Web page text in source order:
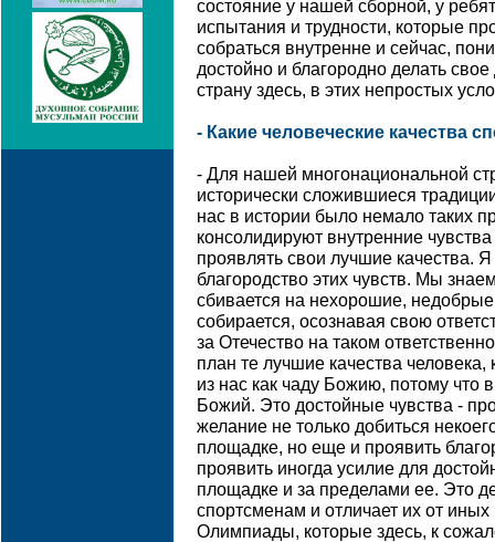
состояние у нашей сборной, у
испытания и трудности, которые
собраться внутренне и сейчас,
достойно и благородно делать
страну здесь, в этих непростых
- Какие человеческие качества
- Для нашей многонациональной
исторически сложившиеся
нас в истории было немало таких
консолидируют внутренние
проявлять свои лучшие качества.
благородство этих чувств. Мы
сбивается на нехорошие,
собирается, осознавая свою
за Отечество на таком
план те лучшие качества
из нас как чаду Божию, потому что
Божий. Это достойные чувства -
желание не только добиться
площадке, но еще и проявить
проявить иногда усилие для
площадке и за пределами ее. Это
спортсменам и отличает их от
Олимпиады, которые здесь, к